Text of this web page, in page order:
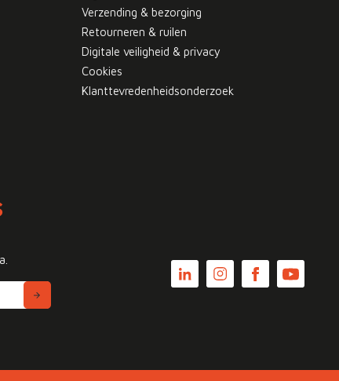
Verzending & bezorging
Retourneren & ruilen
Digitale veiligheid & privacy
Cookies
Klanttevredenheidsonderzoek